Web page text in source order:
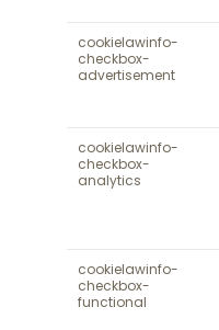
cookielawinfo-
checkbox-
advertisement
cookielawinfo-
checkbox-
analytics
cookielawinfo-
checkbox-
functional